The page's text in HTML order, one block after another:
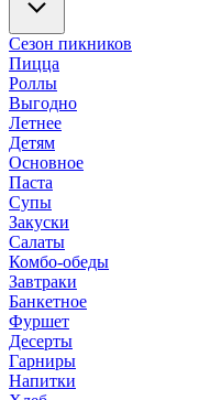
Сезон пикников
Пицца
Роллы
Выгодно
Летнее
Детям
Основное
Паста
Супы
Закуски
Салаты
Комбо-обеды
Завтраки
Банкетное
Фуршет
Десерты
Гарниры
Напитки